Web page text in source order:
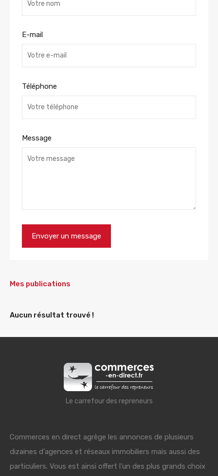
E-mail
Téléphone
Message
Mes publications
Aucun résultat trouvé !
Le carrefour des repreneurs
Commerces en direct agrège les annonces de plusieurs
dizaines d'agences et réseaux immobiliers mais aussi des
particuliers. Vous est ainsi offert l'un des plus grands choix